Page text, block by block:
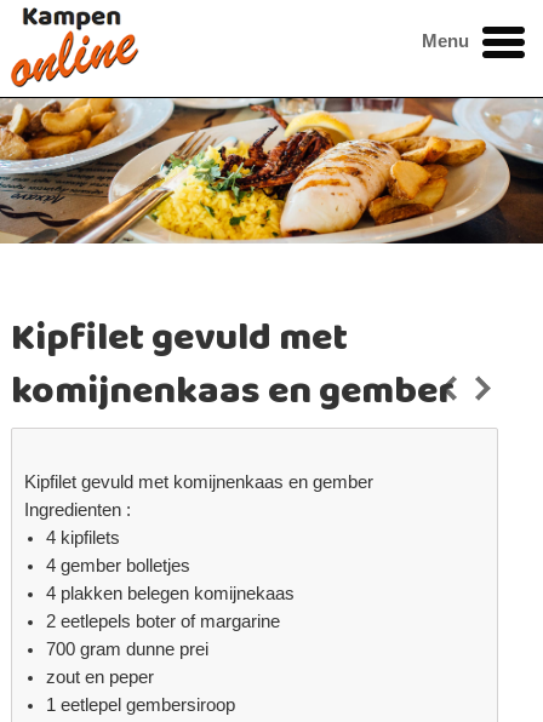
Menu
Kipfilet gevuld met
komijnenkaas en gember
Kipfilet gevuld met komijnenkaas en gember
Ingredienten :
4 kipfilets
4 gember bolletjes
4 plakken belegen komijnekaas
2 eetlepels boter of margarine
700 gram dunne prei
zout en peper
1 eetlepel gembersiroop